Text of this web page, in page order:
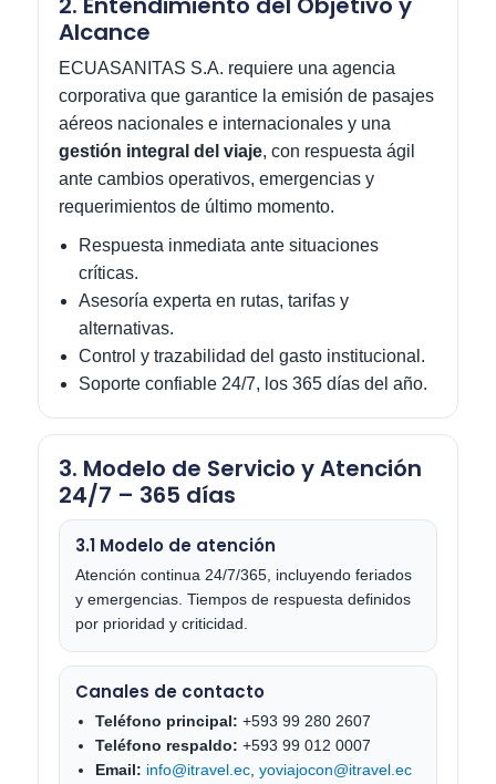
Alcance
ECUASANITAS S.A. requiere una agencia
corporativa que garantice la emisión de pasajes
aéreos nacionales e internacionales y una
gestión integral del viaje, con respuesta ágil
ante cambios operativos, emergencias y
requerimientos de último momento.
Respuesta inmediata ante situaciones
críticas.
Asesoría experta en rutas, tarifas y
alternativas.
Control y trazabilidad del gasto institucional.
Soporte confiable 24/7, los 365 días del año.
3. Modelo de Servicio y Atención
24/7 – 365 días
3.1 Modelo de atención
Atención continua 24/7/365, incluyendo feriados
y emergencias. Tiempos de respuesta definidos
por prioridad y criticidad.
Canales de contacto
Teléfono principal: +593 99 280 2607
Teléfono respaldo: +593 99 012 0007
Email: info@itravel.ec yoviajocon@itravel.ec